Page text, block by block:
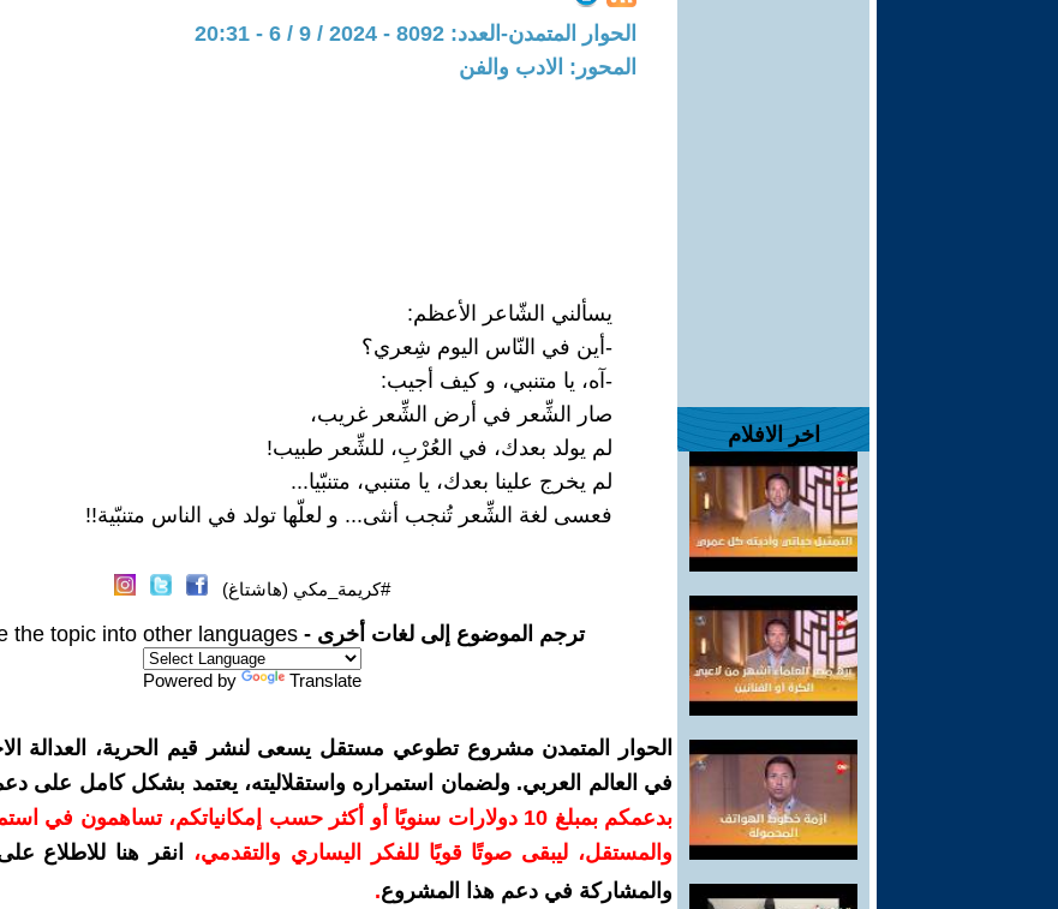
اخر الافلام
الحوار المتمدن-العدد: 8092 - 2024 / 9 / 6 - 20:31
المحور: الادب والفن
يسألني الشّاعر الأعظم:
-أين في النّاس اليوم شِعري؟
-آه، يا متنبي، و كيف أجيب:
صار الشِّعر في أرض الشِّعر غريب،
لم يولد بعدك، في العُرْبِ، للشِّعر طبيب!
لم يخرج علينا بعدك، يا متنبي، متنبّيا...
فعسى لغة الشِّعر تُنجب أنثى... و لعلّها تولد في الناس متنبّية!!
#كريمة_مكي (هاشتاغ)
ترجم الموضوع إلى لغات أخرى - the topic into other languages
Powered by Translate
الحوار المتمدن مشروع تطوعي مستقل يسعى لنشر قيم الحرية، العدالة
في العالم العربي. ولضمان استمراره واستقلاليته، يعتمد بشكل كامل على
بدعمكم بمبلغ 10 دولارات سنويًا أو أكثر حسب إمكانياتكم، تساهمون في
والمستقل، ليبقى صوتًا قويًا للفكر اليساري والتقدمي،
انقر هنا للاطلاع
والمشاركة في دعم هذا المشروع.